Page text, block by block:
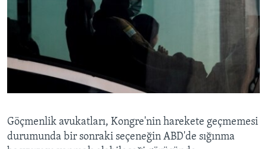
Göçmenlik avukatları, Kongre'nin harekete geçmemesi
durumunda bir sonraki seçeneğin ABD'de sığınma